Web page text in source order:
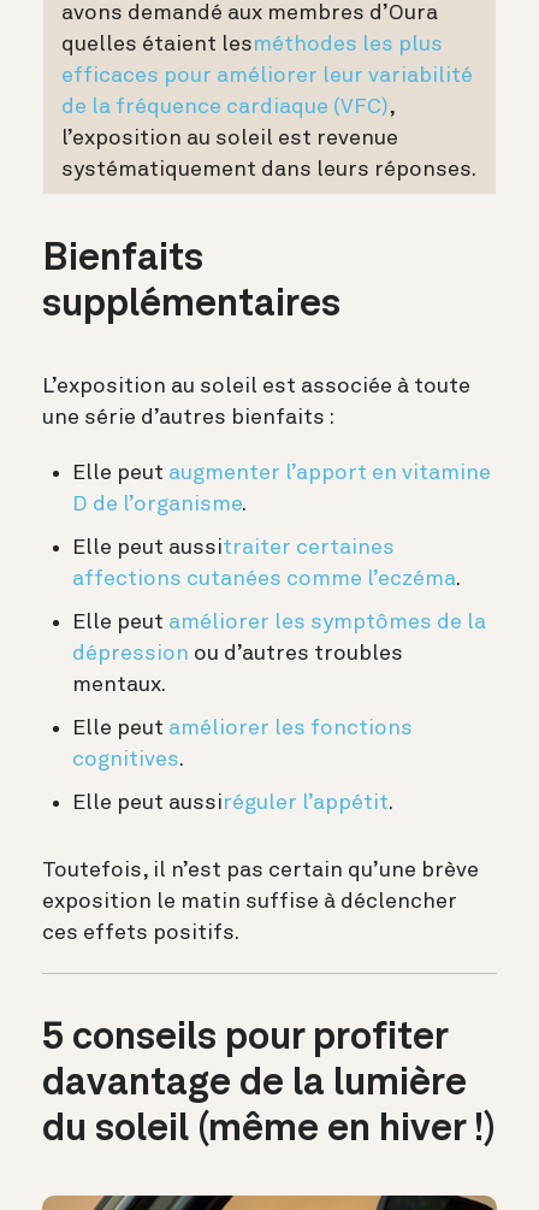
avons demandé aux membres d’Oura
quelles étaient lesméthodes les plus
efficaces pour améliorer leur variabilité
de la fréquence cardiaque (VFC),
l’exposition au soleil est revenue
systématiquement dans leurs réponses.
Bienfaits
supplémentaires
L’exposition au soleil est associée à toute
une série d’autres bienfaits :
Elle peut augmenter l’apport en vitamine
D de l’organisme.
Elle peut aussitraiter certaines
affections cutanées comme l’eczéma.
Elle peut améliorer les symptômes de la
dépression ou d’autres troubles
mentaux.
Elle peut améliorer les fonctions
cognitives.
Elle peut aussiréguler l’appétit.
Toutefois, il n’est pas certain qu’une brève
exposition le matin suffise à déclencher
ces effets positifs.
5 conseils pour profiter
davantage de la lumière
du soleil (même en hiver !)